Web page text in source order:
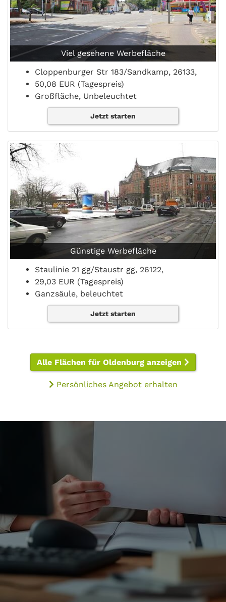
Viel gesehene Werbefläche
Cloppenburger Str 183/Sandkamp, 26133,
50,08 EUR (Tagespreis)
Großfläche, Unbeleuchtet
Jetzt starten
Günstige Werbefläche
Staulinie 21 gg/Staustr gg, 26122,
29,03 EUR (Tagespreis)
Ganzsäule, beleuchtet
Jetzt starten
Alle Flächen für Oldenburg anzeigen
Persönliches Angebot erhalten